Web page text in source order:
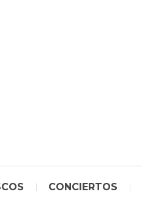
CONCIERTOS